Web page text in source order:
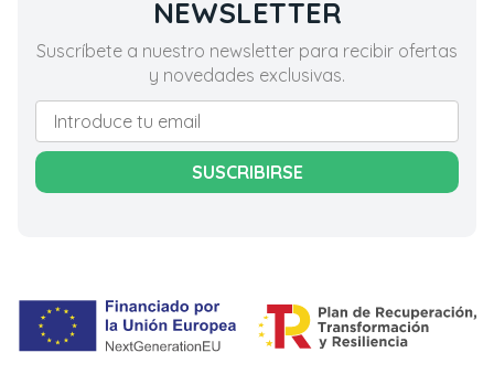
NEWSLETTER
Suscríbete a nuestro newsletter para recibir ofertas
y novedades exclusivas.
SUSCRIBIRSE